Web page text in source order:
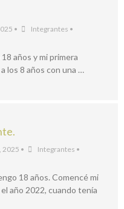
• Integrantes •
años y mi primera
los 8 años con una …
2025 • Integrantes •
18 años. Comencé mi
año 2022, cuando tenía